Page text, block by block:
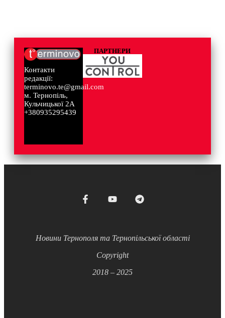
Контакти
редакції:
terminovo.te@gmail.com
м. Тернопіль,
Кульчицької 2А
+380935295439
ПАРТНЕРИ
Новини Тернополя та Тернопільської області
Copyright
2018 – 2025